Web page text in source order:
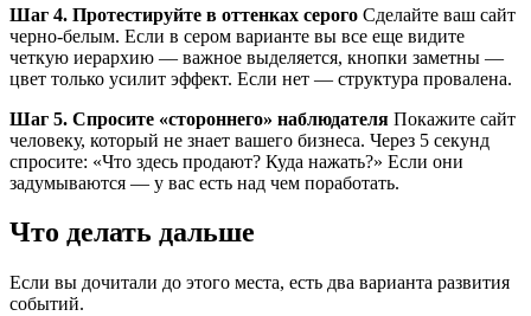
Шаг 4. Протестируйте в оттенках серого Сделайте ваш сайт
черно-белым. Если в сером варианте вы все еще видите
четкую иерархию — важное выделяется, кнопки заметны —
цвет только усилит эффект. Если нет — структура провалена.
Шаг 5. Спросите «стороннего» наблюдателя Покажите сайт
человеку, который не знает вашего бизнеса. Через 5 секунд
спросите: «Что здесь продают? Куда нажать?» Если они
задумываются — у вас есть над чем поработать.
Что делать дальше
Если вы дочитали до этого места, есть два варианта развития
событий.